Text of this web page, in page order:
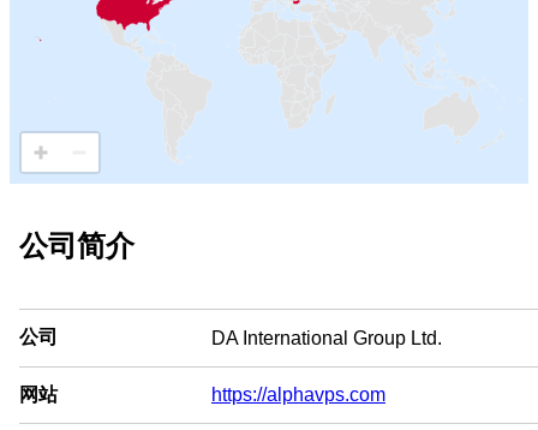
公司简介
公司 DA International Group Ltd.
网站 https://alphavps.com